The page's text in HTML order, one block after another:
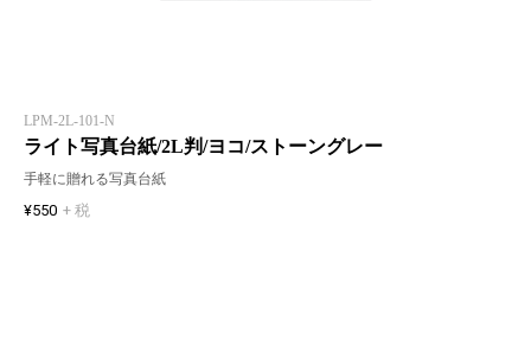
LPM-2L-101-N
ライト写真台紙/2L判/ヨコ/ストーングレー
手軽に贈れる写真台紙
¥550 + 税